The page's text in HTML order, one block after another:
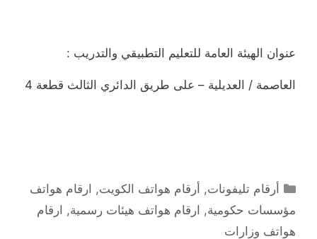
عنوان الهيئة العامة للتعليم التطبيقي والتدريب :
العاصمة / العديلية – على طريق الدائري الثالث قطعة 4
التصنيفات
أرقام تليفونات, أرقام هواتف الكويت, ارقام هواتف
مؤسسات حكومية, ارقام هواتف هيئات رسمية, ارقام
هواتف وزارات